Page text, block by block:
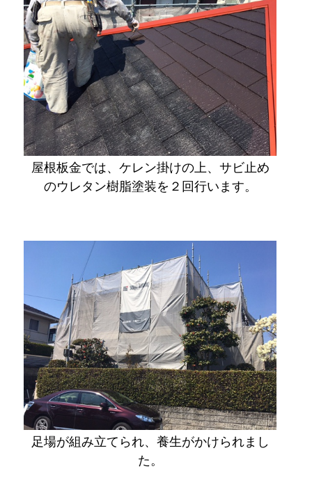
屋根板金では、ケレン掛けの上、サビ止め
のウレタン樹脂塗装を２回行います。
足場が組み立てられ、養生がかけられまし
た。